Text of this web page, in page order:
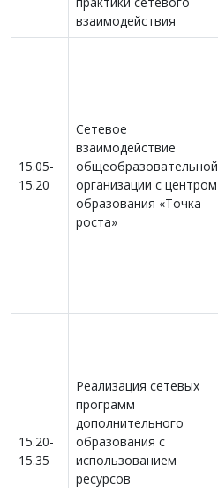
взаимодействия
15.05-
15.20
Сетевое
взаимодействие
общеобразовательной
организации с центром
образования «Точка
роста»
15.20-
15.35
Реализация сетевых
программ
дополнительного
образования с
использованием
ресурсов